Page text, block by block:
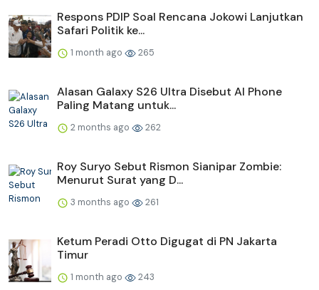
Respons PDIP Soal Rencana Jokowi Lanjutkan
Safari Politik ke...
1 month ago 265
Alasan Galaxy S26 Ultra Disebut AI Phone
Paling Matang untuk...
2 months ago 262
Roy Suryo Sebut Rismon Sianipar Zombie:
Menurut Surat yang D...
3 months ago 261
Ketum Peradi Otto Digugat di PN Jakarta
Timur
1 month ago 243